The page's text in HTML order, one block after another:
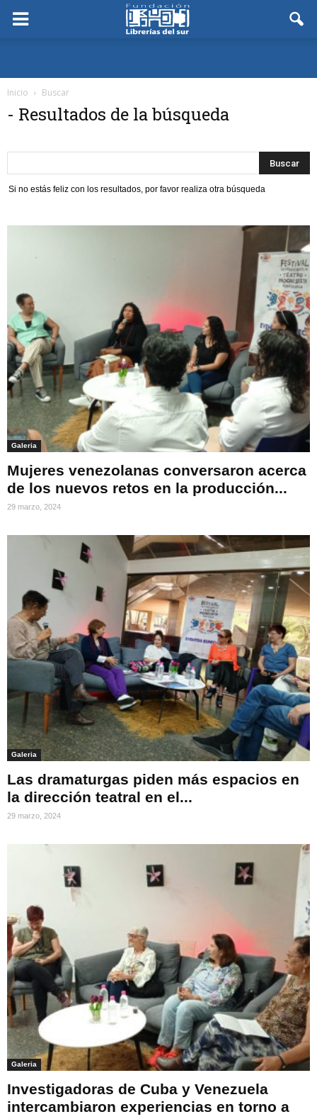
Inicio Buscar
- Resultados de la búsqueda
Si no estás feliz con los resultados, por favor realiza otra búsqueda
Galeria
Mujeres venezolanas conversaron acerca
de los nuevos retos en la producción...
29 marzo, 2024
Galeria
Las dramaturgas piden más espacios en
la dirección teatral en el...
29 marzo, 2024
Galeria
Investigadoras de Cuba y Venezuela
intercambiaron experiencias en torno a